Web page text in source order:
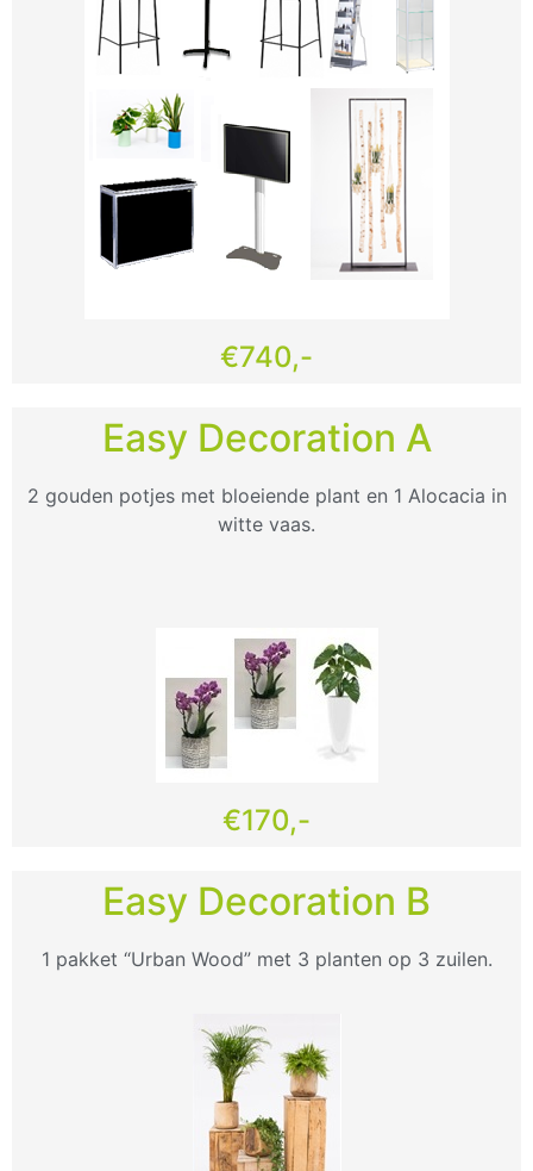
€740,-
Easy Decoration A
2 gouden potjes met bloeiende plant en 1 Alocacia in
witte vaas.
€170,-
Easy Decoration B
1 pakket “Urban Wood” met 3 planten op 3 zuilen.